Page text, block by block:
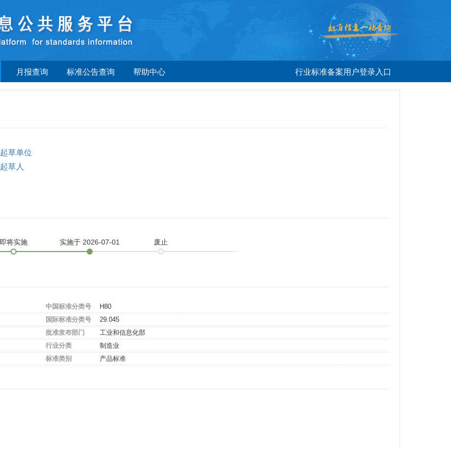
月报查询 标准公告查询 帮助中心 行业标准备案用户登录入口
起草单位
起草人
即将实施 实施于 2026-07-01 废止
中国标准分类号
H80
国际标准分类号
29.045
批准发布部门
工业和信息化部
行业分类
制造业
标准类别
产品标准